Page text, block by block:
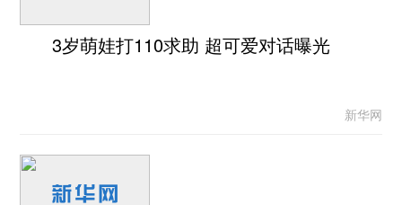
3岁萌娃打110求助 超可爱对话曝光
新华网